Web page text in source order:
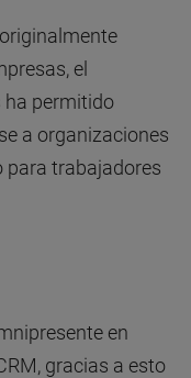
el
ha permitido
a organizaciones
para trabajadores
en
gracias a esto